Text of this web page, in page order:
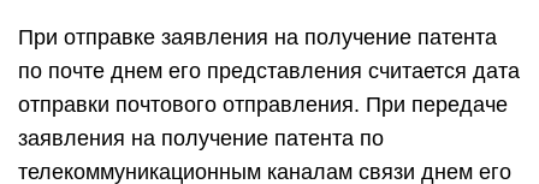
При отправке заявления на получение патента
по почте днем его представления считается дата
отправки почтового отправления. При передаче
заявления на получение патента по
телекоммуникационным каналам связи днем его